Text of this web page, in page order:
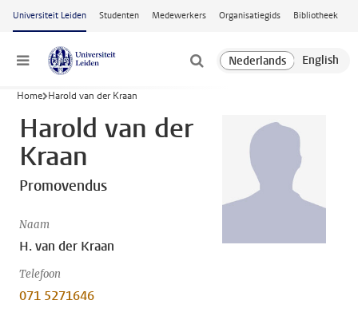
Ga naar hoofdinhoud
Universiteit Leiden Studenten Medewerkers Organisatiegids Bibliotheek
Menu
Home Harold van der Kraan
Harold van der
Kraan
Promovendus
Naam
H. van der Kraan
Telefoon
071 5271646